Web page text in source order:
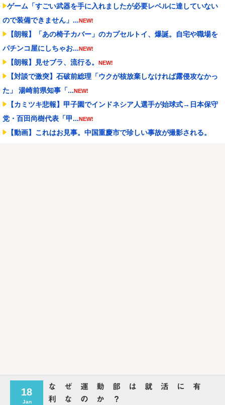
ゲーム「すごい武器を手に入れましたが必要レベルに達していない
ので装備できません」...NEW!
【朗報】「あの椅子カバー」のカプセルトイ、爆誕。自宅や職場を
パチンコ屋にしちゃお...NEW!
【朗報】見せブラ、流行る。 NEW!
【対談で激突】石破前総理「ウクが核放棄しなければ露侵攻なかっ
た」 湯崎前県知事「...NEW!
【カミツキ悲報】甲子園でインドネシア人選手が始球式→日本保守
党・百田尚樹代表「甲...NEW!
【動画】これはお見事。中国重慶市で珍しい事故が撮影される。
18
Jan
な ぜ 運 動 部 は 就 活 に 有
利 な の か ？